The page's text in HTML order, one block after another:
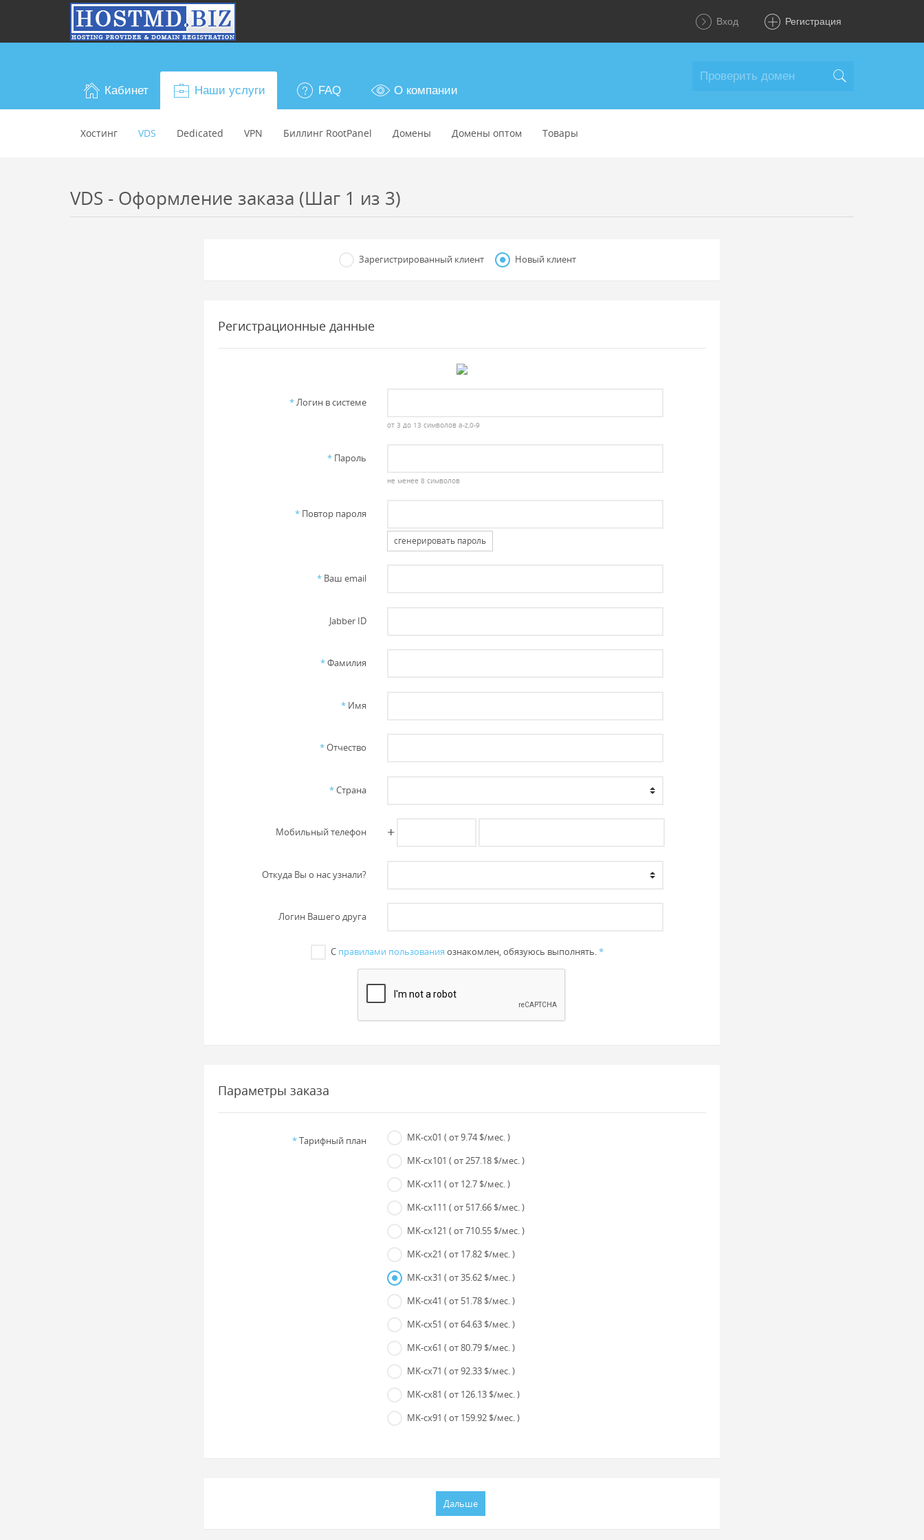
Вход Регистрация
Кабинет Наши услуги
Хостинг VDS Dedicated VPN Биллинг RootPanel Домены Домены оптом Товары
FAQ О компании
VDS - Оформление заказа (Шаг 1 из 3)
Зарегистрированный клиент Новый клиент
Регистрационные данные
*Логин в системе
от 3 до 13 символов a-z,0-9
* Пароль
не менее 8 символов
* Повтор пароля
сгенерировать пароль
* Ваш email
Jabber ID
*Фамилия
* Имя
*Отчество
*Страна
Мобильный телефон +
Откуда Вы о нас узнали?
Логин Вашего друга
С правилами пользования ознакомлен, обязуюсь выполнять.*
Параметры заказа
*Тарифный план MK-cx01( от 9.74 $/мес. )
MK-cx101( от 257.18 $/мес. )
MK-cx11( от 12.7 $/мес. )
MK-cx111( от 517.66 $/мес. )
MK-cx121( от 710.55 $/мес. )
MK-cx21( от 17.82 $/мес. )
MK-cx31( от 35.62 $/мес. )
MK-cx41( от 51.78 $/мес. )
MK-cx51( от 64.63 $/мес. )
MK-cx61( от 80.79 $/мес. )
MK-cx71( от 92.33 $/мес. )
MK-cx81( от 126.13 $/мес. )
MK-cx91( от 159.92 $/мес. )